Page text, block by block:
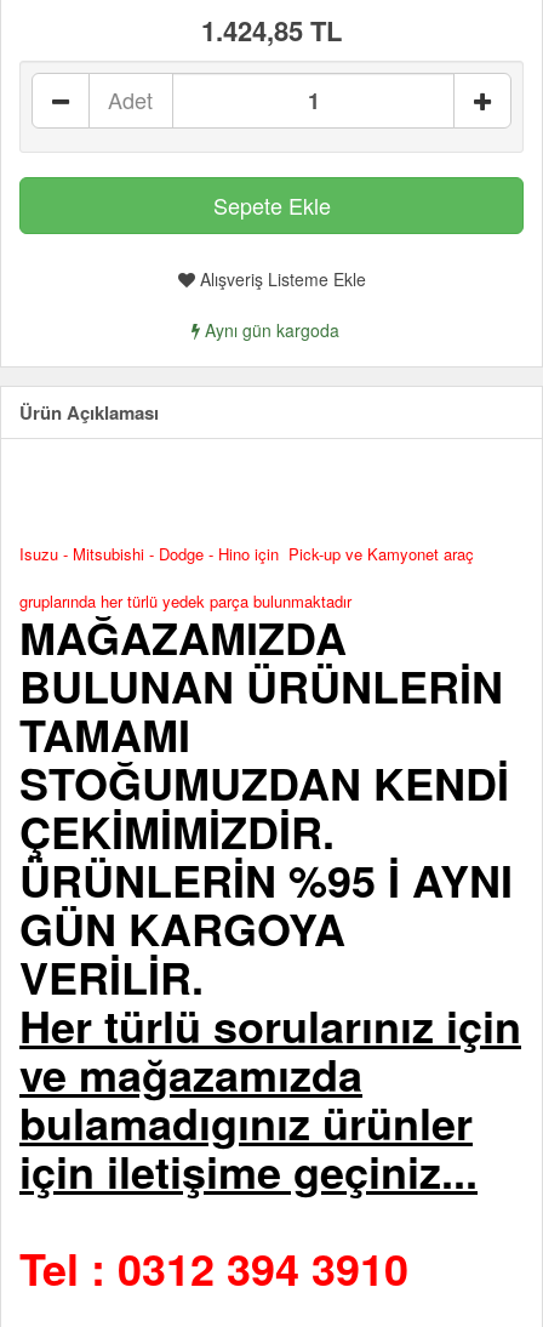
1.424,85 TL
Adet
Alışveriş Listeme Ekle
Aynı gün kargoda
Ürün Açıklaması
Isuzu - Mitsubishi - Dodge - Hino için Pick-up ve Kamyonet araç
gruplarında her türlü yedek parça bulunmaktadır
MAĞAZAMIZDA
BULUNAN ÜRÜNLERİN
TAMAMI
STOĞUMUZDAN KENDİ
ÇEKİMİMİZDİR.
ÜRÜNLERİN %95 İ AYNI
GÜN KARGOYA
VERİLİR.
Her türlü sorularınız için
ve mağazamızda
bulamadıgınız ürünler
için iletişime geçiniz...
Tel : 0312 394 3910